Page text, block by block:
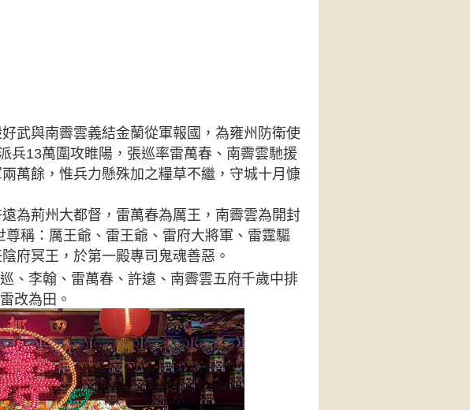
武與南霽雲義結金蘭從軍報國，為雍州防衛使
兵13萬圍攻睢陽，張巡率雷萬春、南霽雲馳援
萬餘，惟兵力懸殊加之糧草不繼，守城十月慷
為荊州大都督，雷萬春為厲王，南霽雲為開封
稱：厲王爺、雷王爺、雷府大將軍、雷霆驅
府冥王，於第一殿專司鬼魂善惡。
、李翰、雷萬春、許遠、南霽雲五府千歲中排
改為田。